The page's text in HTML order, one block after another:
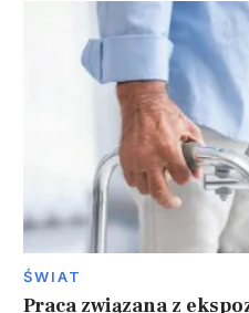
ŚWIAT
Praca związana z